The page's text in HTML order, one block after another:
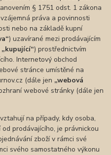
§ 1751 odst. 1 zákona
práva a povinnosti
nebo na základě kupní
) uzavírané mezi prodávajícím
„kupující“) prostřednictvím
Internetový obchod
stránce umístěné na
(dále jen „webová
webové stránky (dále jen
na případy, kdy osoba,
prodávajícího, je právnickou
zboží v rámci své
svého samostatného výkonu